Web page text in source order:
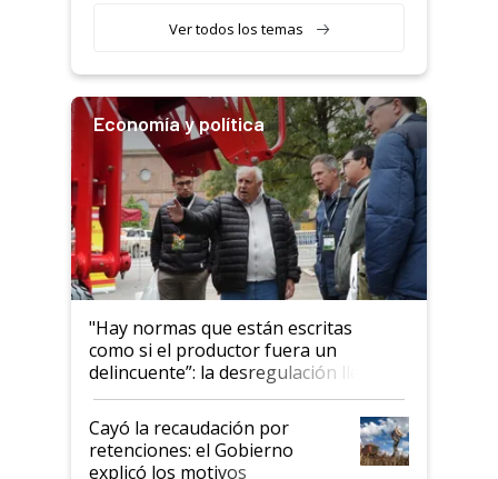
Ver todos los temas
Economía y política
"Hay normas que están escritas
como si el productor fuera un
delincuente”: la desregulación llegó
al Congreso Aapresid y hasta se
habló del financiamiento al IPCVA
Cayó la recaudación por
retenciones: el Gobierno
explicó los motivos